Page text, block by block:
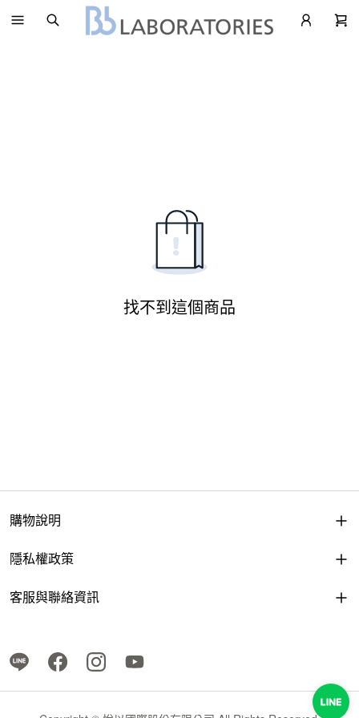
找不到這個商品
購物說明
隱私權政策
客服與聯絡資訊